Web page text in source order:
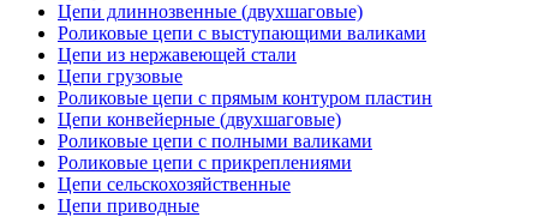
Цепи длиннозвенные (двухшаговые)
Роликовые цепи с выступающими валиками
Цепи из нержавеющей стали
Цепи грузовые
Роликовые цепи с прямым контуром пластин
Цепи конвейерные (двухшаговые)
Роликовые цепи с полными валиками
Роликовые цепи с прикреплениями
Цепи сельскохозяйственные
Цепи приводные